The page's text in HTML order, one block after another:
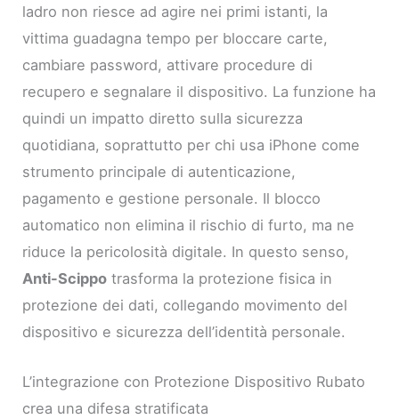
ladro non riesce ad agire nei primi istanti, la
vittima guadagna tempo per bloccare carte,
cambiare password, attivare procedure di
recupero e segnalare il dispositivo. La funzione ha
quindi un impatto diretto sulla sicurezza
quotidiana, soprattutto per chi usa iPhone come
strumento principale di autenticazione,
pagamento e gestione personale. Il blocco
automatico non elimina il rischio di furto, ma ne
riduce la pericolosità digitale. In questo senso,
Anti-Scippo trasforma la protezione fisica in
protezione dei dati, collegando movimento del
dispositivo e sicurezza dell’identità personale.
L’integrazione con Protezione Dispositivo Rubato
crea una difesa stratificata